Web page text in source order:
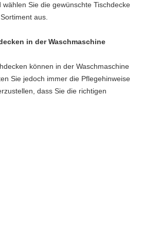
Sie die gewünschte Tischdecke
aus.
in der Waschmaschine
können in der Waschmaschine
Sie jedoch immer die Pflegehinweise
dass Sie die richtigen